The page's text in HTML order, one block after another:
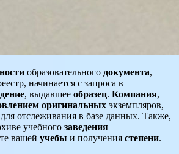
образовательного документа,
начинается с запроса в
, выдавшее образец. Компания,
оригинальных экземпляров,
отслеживания в базе данных. Также,
учебного заведения
вашей учебы и получения степени.